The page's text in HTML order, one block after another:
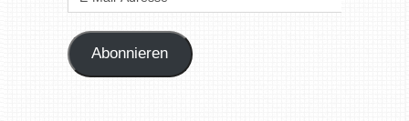
Abonnieren